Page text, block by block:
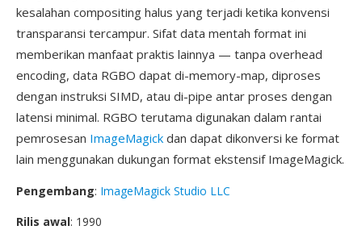
kesalahan compositing halus yang terjadi ketika konvensi
transparansi tercampur. Sifat data mentah format ini
memberikan manfaat praktis lainnya — tanpa overhead
encoding, data RGBO dapat di-memory-map, diproses
dengan instruksi SIMD, atau di-pipe antar proses dengan
latensi minimal. RGBO terutama digunakan dalam rantai
pemrosesan ImageMagick dan dapat dikonversi ke format
lain menggunakan dukungan format ekstensif ImageMagick.
Pengembang: ImageMagick Studio LLC
Rilis awal: 1990